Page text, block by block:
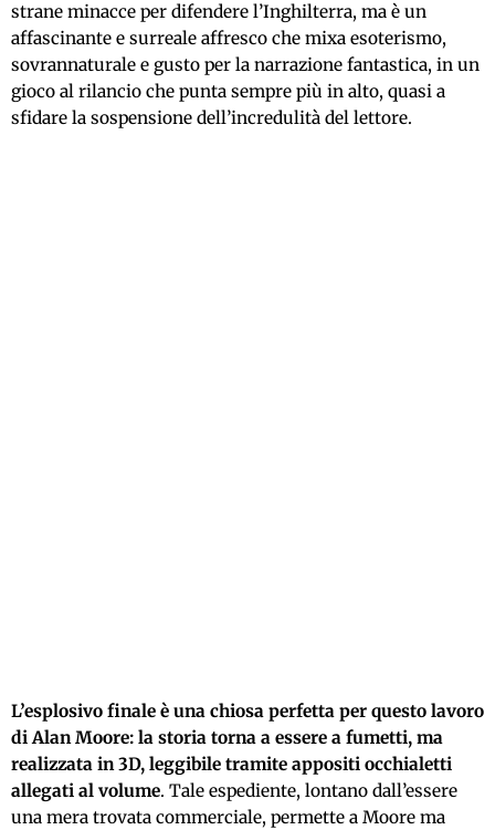
strane minacce per difendere l’Inghilterra, ma è un
affascinante e surreale affresco che mixa esoterismo,
sovrannaturale e gusto per la narrazione fantastica, in un
gioco al rilancio che punta sempre più in alto, quasi a
sfidare la sospensione dell’incredulità del lettore.
L’esplosivo finale è una chiosa perfetta per questo lavoro
di Alan Moore: la storia torna a essere a fumetti, ma
realizzata in 3D, leggibile tramite appositi occhialetti
allegati al volume. Tale espediente, lontano dall’essere
una mera trovata commerciale, permette a Moore ma